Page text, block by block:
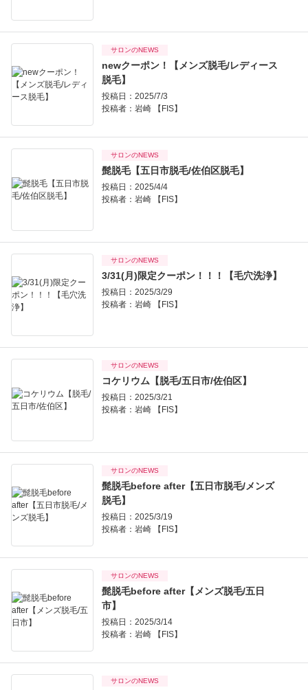
サロンのNEWS
newクーポン！【メンズ脱毛/レディース
脱毛】
投稿日：2025/7/3
投稿者： 岩崎 【FIS】
サロンのNEWS
髭脱毛【五日市脱毛/佐伯区脱毛】
投稿日：2025/4/4
投稿者： 岩崎 【FIS】
サロンのNEWS
3/31(月)限定クーポン！！！【毛穴洗浄】
投稿日：2025/3/29
投稿者： 岩崎 【FIS】
サロンのNEWS
コケリウム【脱毛/五日市/佐伯区】
投稿日：2025/3/21
投稿者： 岩崎 【FIS】
サロンのNEWS
髭脱毛before after【五日市脱毛/メンズ
脱毛】
投稿日：2025/3/19
投稿者： 岩崎 【FIS】
サロンのNEWS
髭脱毛before after【メンズ脱毛/五日
市】
投稿日：2025/3/14
投稿者： 岩崎 【FIS】
サロンのNEWS